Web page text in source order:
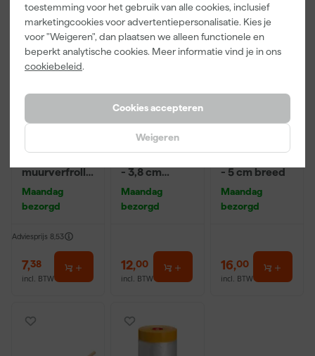
toestemming voor het gebruik van alle cookies, inclusief
marketingcookies voor advertentiepersonalisatie. Kies je
voor "Weigeren", dan plaatsen we alleen functionele en
beperkt analytische cookies. Meer informatie vind je in ons
cookiebeleid.
Cookies accepteren
Weigeren
muurverfrolle
Maandag
bezorgd
Adviesprijs 8,53
7,38
incl. BTW
Farrow & Ball
- 3,8 cm
Maandag
bezorgd
12,00
incl. BTW
- 5 cm breed
Maandag
bezorgd
16,00
incl. BTW